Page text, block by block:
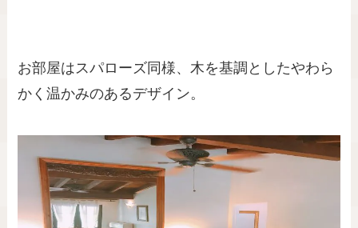
お部屋はスパローズ同様、木を基調としたやわら
かく温かみのあるデザイン。